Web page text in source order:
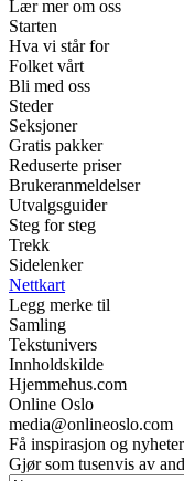
Lær mer om oss
Starten
Hva vi står for
Folket vårt
Bli med oss
Steder
Seksjoner
Gratis pakker
Reduserte priser
Brukeranmeldelser
Utvalgsguider
Steg for steg
Trekk
Sidelenker
Nettkart
Legg merke til
Samling
Tekstunivers
Innholdskilde
Hjemmehus.com
Online Oslo
media@onlineoslo.com
Få inspirasjon og
Gjør som tusenvis av